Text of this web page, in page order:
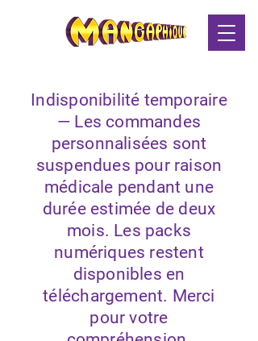
Indisponibilité temporaire
— Les commandes
personnalisées sont
suspendues pour raison
médicale pendant une
durée estimée de deux
mois. Les packs
numériques restent
disponibles en
téléchargement. Merci
pour votre